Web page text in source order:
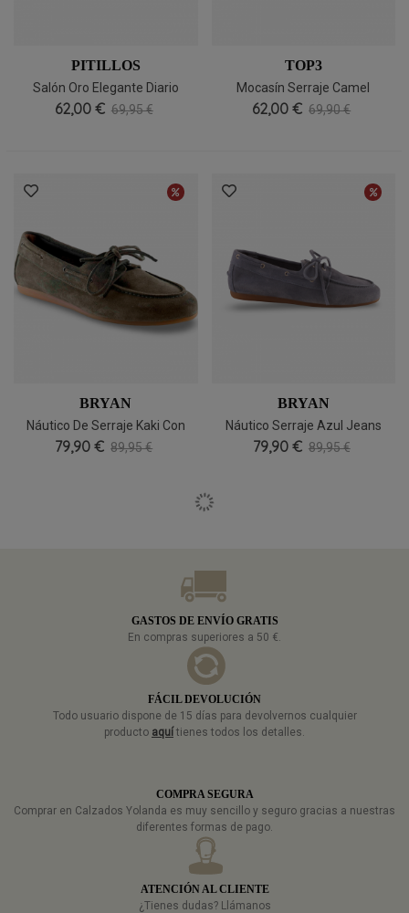
PITILLOS
Salón Oro Elegante Diario
Pitillos 11130
62,00 € 69,95 €
TOP3
Mocasín Serraje Camel
Antifaz Top3
62,00 € 69,90 €
BRYAN
Náutico De Serraje Kaki Con
Cordones Bryan 6700, Natural
79,90 € 89,95 €
BRYAN
Náutico Serraje Azul Jeans
Bryan 6700
79,90 € 89,95 €
GASTOS DE ENVÍO GRATIS
En compras superiores a 50 €.
FÁCIL DEVOLUCIÓN
Todo usuario dispone de 15 días para devolvernos cualquier
producto aquí tienes todos los detalles.
COMPRA SEGURA
Comprar en Calzados Yolanda es muy sencillo y seguro gracias a nuestras
diferentes formas de pago.
ATENCIÓN AL CLIENTE
¿Tienes dudas? Llámanos